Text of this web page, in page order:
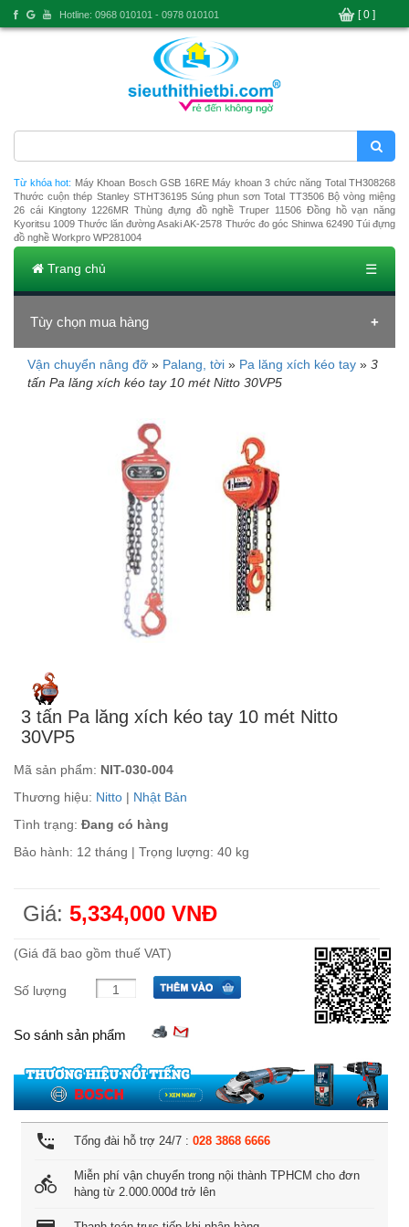
Từ khóa hot: Máy Khoan Bosch GSB 16RE Máy khoan 3 chức năng Total TH308268
Thước cuộn thép Stanley STHT36195 Súng phun sơn Total TT3506 Bộ vòng miệng
26 cái Kingtony 1226MR Thùng đựng đồ nghề Truper 11506 Đồng hồ vạn năng
Kyoritsu 1009 Thước lăn đường Asaki AK-2578 Thước đo góc Shinwa 62490 Túi đựng
đồ nghề Workpro WP281004
Trang chủ ☰
Tùy chọn mua hàng
Đang tải dữ liệu
Vận chuyển nâng đỡ » Palang, tời » Pa lăng xích kéo tay » 3
tấn Pa lăng xích kéo tay 10 mét Nitto 30VP5
3 tấn Pa lăng xích kéo tay 10 mét Nitto
30VP5
Mã sản phẩm: NIT-030-004
Thương hiệu: Nitto | Nhật Bản
Tình trạng: Đang có hàng
Bảo hành: 12 tháng | Trọng lượng: 40 kg
Giá: 5,334,000 VNĐ
(Giá đã bao gồm thuế VAT)
Số lượng
So sánh sản phẩm
settings_phone Tổng đài hỗ trợ 24/7 : 028 3868 6666
directions_bike
Miễn phí vận chuyển trong nội thành TPHCM cho đơn
hàng từ 2.000.000đ trở lên
Hotline: 0968 010101 - 0978 010101 [ 0 ]